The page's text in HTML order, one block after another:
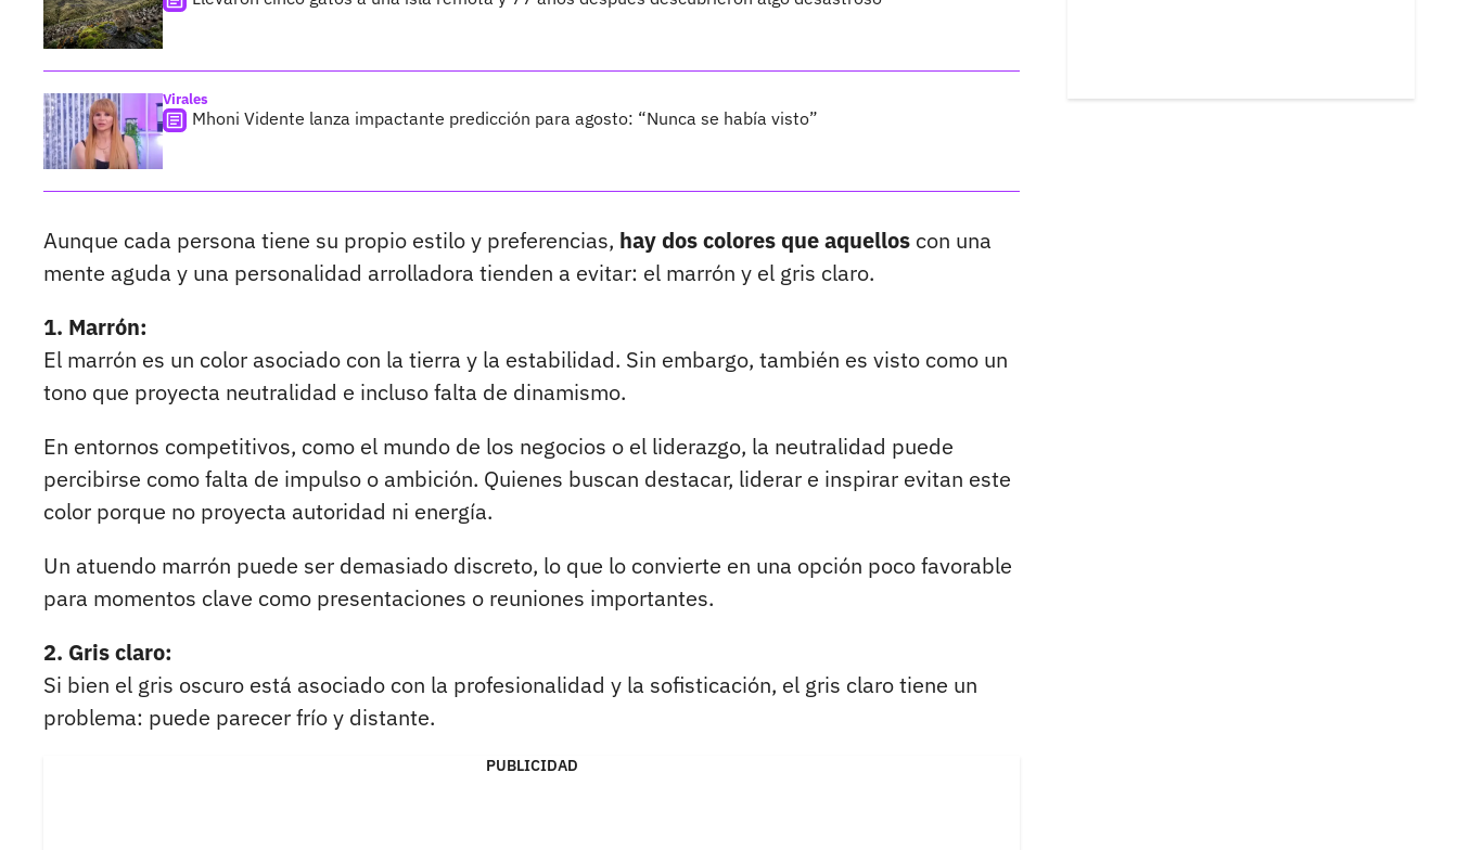
Virales
Mhoni Vidente lanza impactante predicción para agosto: “Nunca se había visto”
Aunque cada persona tiene su propio estilo y preferencias, hay dos colores que aquellos con una
mente aguda y una personalidad arrolladora tienden a evitar: el marrón y el gris claro.
1. Marrón:
El marrón es un color asociado con la tierra y la estabilidad. Sin embargo, también es visto como un
tono que proyecta neutralidad e incluso falta de dinamismo.
En entornos competitivos, como el mundo de los negocios o el liderazgo, la neutralidad puede
percibirse como falta de impulso o ambición. Quienes buscan destacar, liderar e inspirar evitan este
color porque no proyecta autoridad ni energía.
Un atuendo marrón puede ser demasiado discreto, lo que lo convierte en una opción poco favorable
para momentos clave como presentaciones o reuniones importantes.
2. Gris claro:
Si bien el gris oscuro está asociado con la profesionalidad y la sofisticación, el gris claro tiene un
problema: puede parecer frío y distante.
PUBLICIDAD